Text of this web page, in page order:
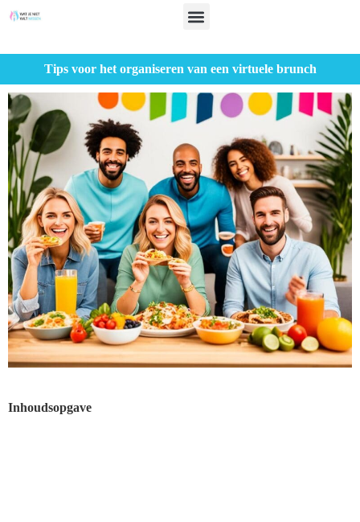
Tips voor het organiseren van een virtuele brunch
Inhoudsopgave